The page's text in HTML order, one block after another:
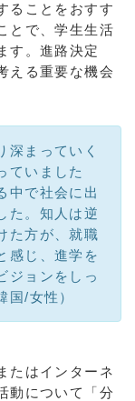
ることをおすす
とで、学生生活
す。進路決定
える重要な機会
深まっていく
ていました
中で社会に出
た。知人は逆
た方が、就職
感じ、進学を
ジョンをしっ
/女性）
たはインターネ
動について「分